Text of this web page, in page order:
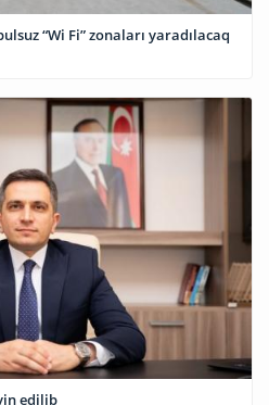
“Wi Fi” zonaları yaradılacaq
edilib